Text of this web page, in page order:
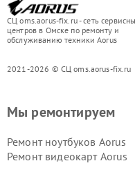
СЦ oms.aorus-fix.ru - сеть
центров в Омске по ремонту и
обслуживанию техники Aorus
2021-2026 © СЦ oms.aorus-fix.ru
Мы ремонтируем
Ремонт ноутбуков Aorus
Ремонт видеокарт Aorus